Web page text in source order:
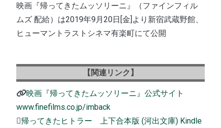
映画『帰ってきたムッソリーニ』（ファインフィル
ムズ 配給）は2019年9月20日[金]より新宿武蔵野館、
ヒューマントラストシネマ有楽町にて公開
【関連リンク】
映画『帰ってきたムッソリーニ』公式サイト
www.finefilms.co.jp/imback
帰ってきたヒトラー 上下合本版 (河出文庫) Kindle